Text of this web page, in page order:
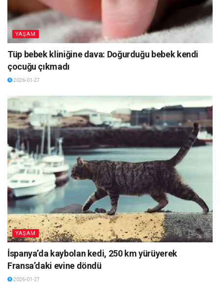
YAŞAM
Tüp bebek kliniğine dava: Doğurduğu bebek kendi
çocuğu çıkmadı
2026-01-27
YAŞAM
İspanya’da kaybolan kedi, 250 km yürüyerek
Fransa’daki evine döndü
2026-01-27